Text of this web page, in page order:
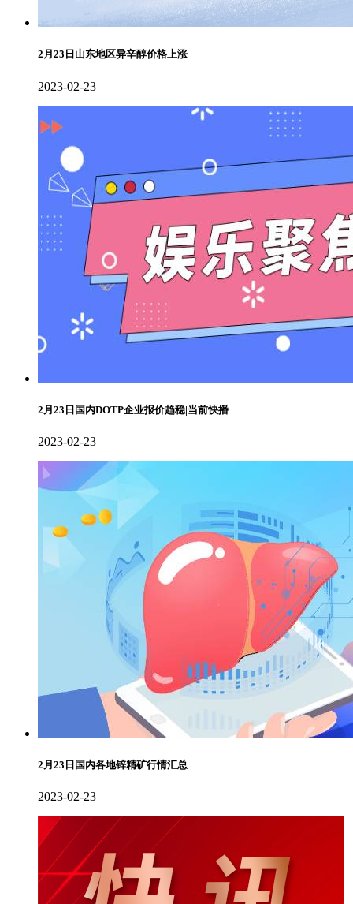
2月23日山东地区异辛醇价格上涨
2023-02-23
2月23日国内DOTP企业报价趋稳|当前快播
2023-02-23
2月23日国内各地锌精矿行情汇总
2023-02-23